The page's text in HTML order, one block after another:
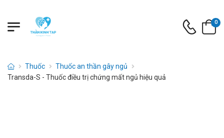
0
Thuốc
Thuốc an thần gây ngủ
Transda-S - Thuốc điều trị chứng mất ngủ hiệu quả